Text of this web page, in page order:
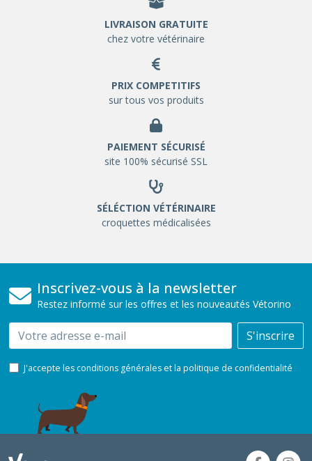
LIVRAISON GRATUITE
chez votre vétérinaire
PRIX COMPETITIFS
sur tous vos produits
PAIEMENT SÉCURISÉ
site 100% sécurisé SSL
SÉLÉCTION VÉTÉRINAIRE
croquettes médicalisées
Inscrivez-vous à la newsletter
Restez informé sur les offres et les nouveautés Vétorino
Email S'inscrire
J'accepte les conditions générales et la politique de confidentialité